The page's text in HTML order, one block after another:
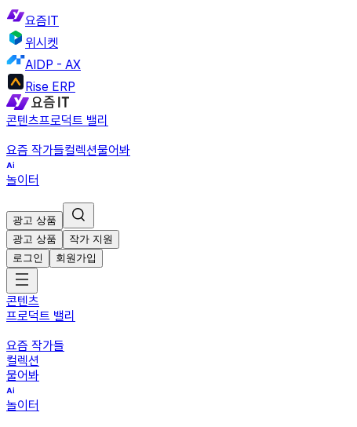
요즘IT
위시켓
AIDP - AX
Rise ERP
콘텐츠프로덕트 밸리
요즘 작가들컬렉션물어봐
놀이터
광고 상품
광고 상품
작가 지원
로그인
회원가입
콘텐츠
프로덕트 밸리
요즘 작가들
컬렉션
물어봐
놀이터